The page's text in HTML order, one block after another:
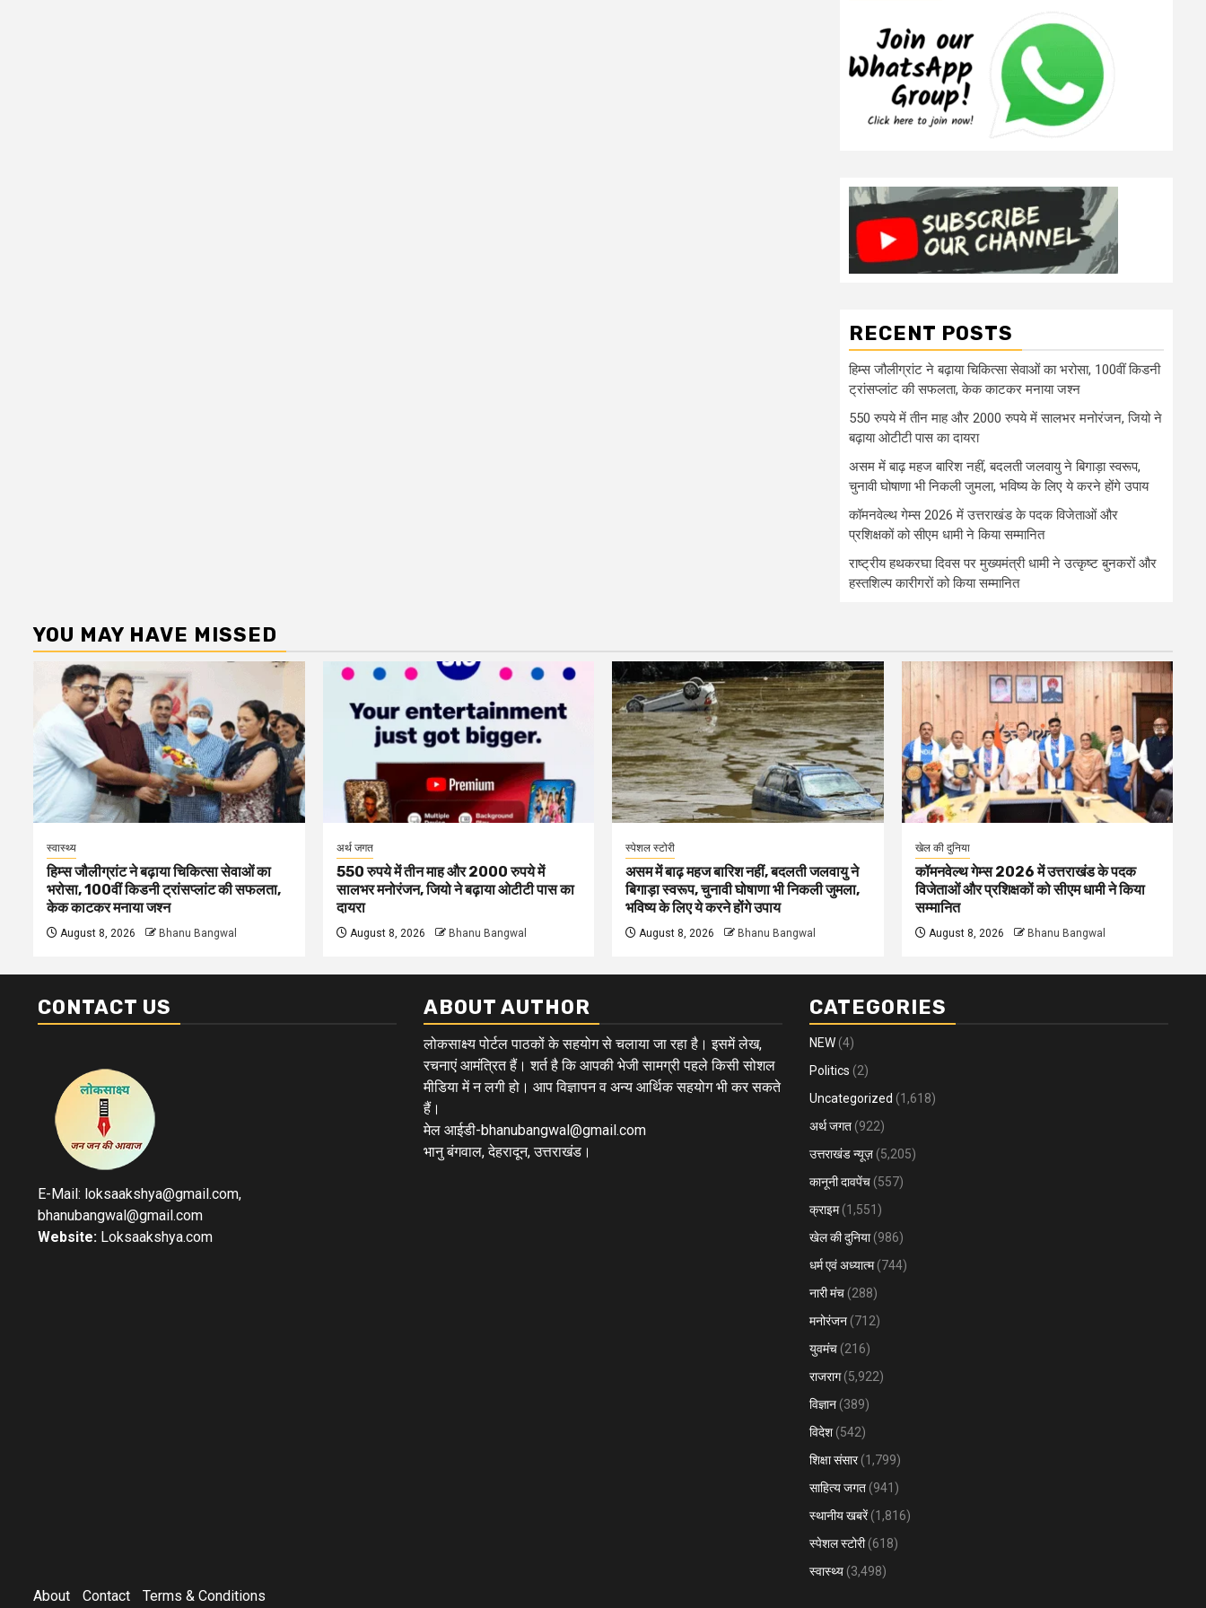
RECENT POSTS
हिम्स जौलीग्रांट ने बढ़ाया चिकित्सा सेवाओं का भरोसा, 100वीं किडनी
ट्रांसप्लांट की सफलता, केक काटकर मनाया जश्न
550 रुपये में तीन माह और 2000 रुपये में सालभर मनोरंजन, जियो ने
बढ़ाया ओटीटी पास का दायरा
असम में बाढ़ महज बारिश नहीं, बदलती जलवायु ने बिगाड़ा स्वरूप,
चुनावी घोषाणा भी निकली जुमला, भविष्य के लिए ये करने होंगे उपाय
कॉमनवेल्थ गेम्स 2026 में उत्तराखंड के पदक विजेताओं और
प्रशिक्षकों को सीएम धामी ने किया सम्मानित
राष्ट्रीय हथकरघा दिवस पर मुख्यमंत्री धामी ने उत्कृष्ट बुनकरों और
हस्तशिल्प कारीगरों को किया सम्मानित
YOU MAY HAVE MISSED
स्वास्थ्य
हिम्स जौलीग्रांट ने बढ़ाया चिकित्सा सेवाओं का
भरोसा, 100वीं किडनी ट्रांसप्लांट की सफलता,
केक काटकर मनाया जश्न
August 8, 2026 Bhanu Bangwal
अर्थ जगत
550 रुपये में तीन माह और 2000 रुपये में
सालभर मनोरंजन, जियो ने बढ़ाया ओटीटी पास का
दायरा
August 8, 2026 Bhanu Bangwal
स्पेशल स्टोरी
असम में बाढ़ महज बारिश नहीं, बदलती जलवायु ने
बिगाड़ा स्वरूप, चुनावी घोषाणा भी निकली जुमला,
भविष्य के लिए ये करने होंगे उपाय
August 8, 2026 Bhanu Bangwal
खेल की दुनिया
कॉमनवेल्थ गेम्स 2026 में उत्तराखंड के पदक
विजेताओं और प्रशिक्षकों को सीएम धामी ने किया
सम्मानित
August 8, 2026 Bhanu Bangwal
CONTACT US
E-Mail: loksaakshya@gmail.com,
bhanubangwal@gmail.com
Website: Loksaakshya.com
ABOUT AUTHOR
लोकसाक्ष्य पोर्टल पाठकों के सहयोग से चलाया जा रहा है। इसमें लेख,
रचनाएं आमंत्रित हैं। शर्त है कि आपकी भेजी सामग्री पहले किसी सोशल
मीडिया में न लगी हो। आप विज्ञापन व अन्य आर्थिक सहयोग भी कर सकते
हैं।
मेल आईडी-bhanubangwal@gmail.com
भानु बंगवाल, देहरादून, उत्तराखंड।
CATEGORIES
NEW (4)
Politics (2)
Uncategorized (1,618)
अर्थ जगत (922)
उत्तराखंड न्यूज़ (5,205)
कानूनी दावपेंच (557)
क्राइम(1,551)
खेल की दुनिया(986)
धर्म एवं अध्यात्म(744)
नारी मंच (288)
मनोरंजन (712)
युवमंच (216)
राजराग(5,922)
विज्ञान (389)
विदेश (542)
शिक्षा संसार(1,799)
साहित्य जगत (941)
स्थानीय खबरें(1,816)
स्पेशल स्टोरी(618)
स्वास्थ्य (3,498)
About Contact Terms & Conditions